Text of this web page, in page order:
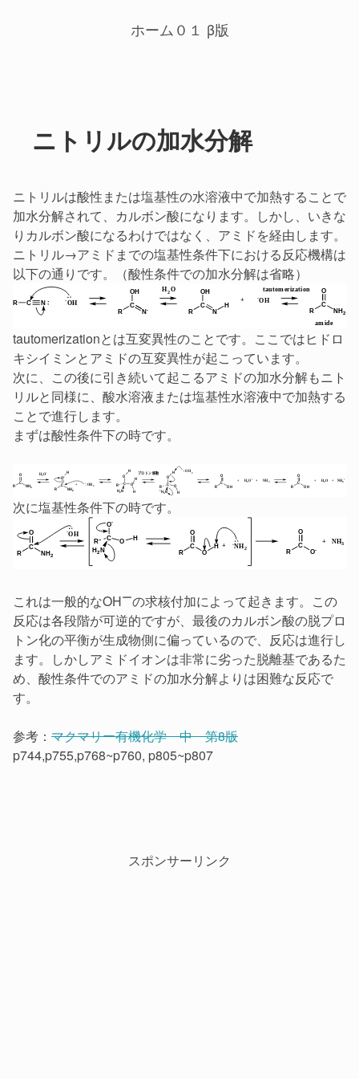
ホーム０１ β版
ニトリルの加水分解
ニトリルは酸性または塩基性の水溶液中で加熱することで
加水分解されて、カルボン酸になります。しかし、いきな
りカルボン酸になるわけではなく、アミドを経由します。
ニトリル→アミドまでの塩基性条件下における反応機構は
以下の通りです。（酸性条件での加水分解は省略）
tautomerizationとは互変異性のことです。ここではヒドロ
キシイミンとアミドの互変異性が起こっています。
次に、この後に引き続いて起こるアミドの加水分解もニト
リルと同様に、酸水溶液または塩基性水溶液中で加熱する
ことで進行します。
まずは酸性条件下の時です。
次に塩基性条件下の時です。
これは一般的なOHーの求核付加によって起きます。この
反応は各段階が可逆的ですが、最後のカルボン酸の脱プロ
トン化の平衡が生成物側に偏っているので、反応は進行し
ます。しかしアミドイオンは非常に劣った脱離基であるた
め、酸性条件でのアミドの加水分解よりは困難な反応で
す。
参考： マクマリー有機化学 中 第8版
p744,p755,p768~p760, p805~p807
スポンサーリンク